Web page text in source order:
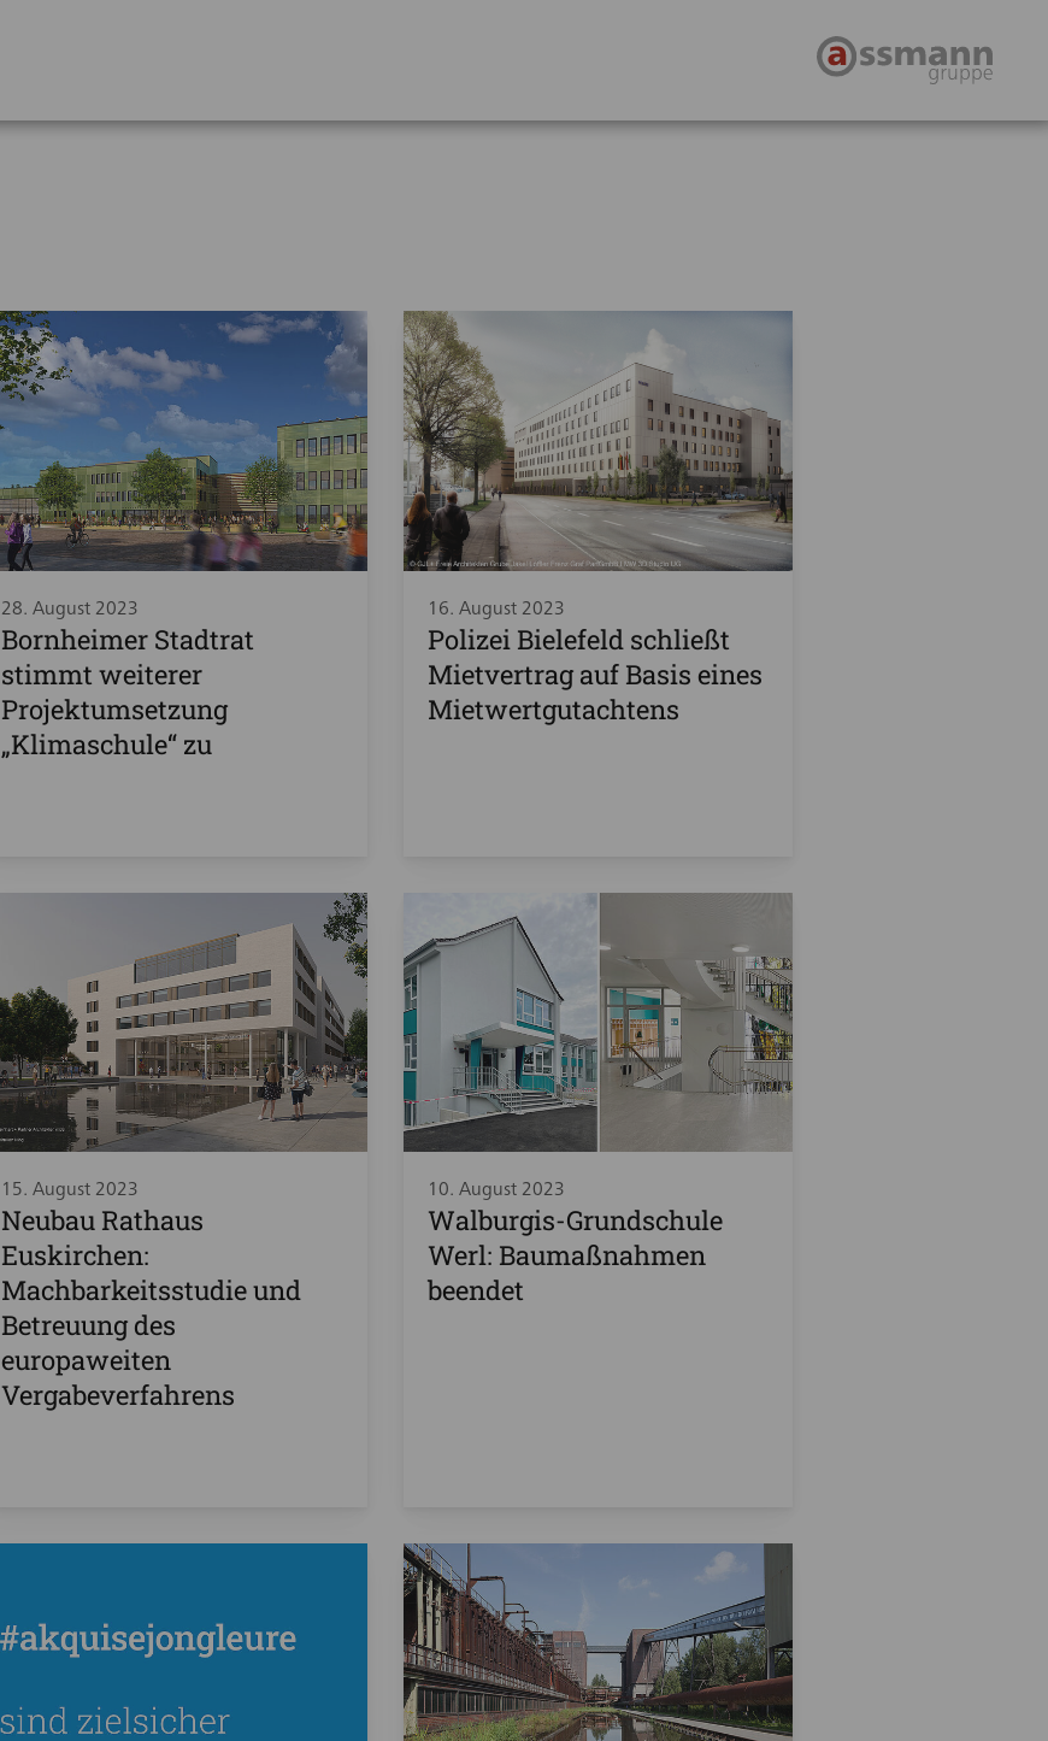
28. August 2023
Bornheimer Stadtrat
stimmt weiterer
Projektumsetzung
„Klimaschule“ zu
16. August 2023
Polizei Bielefeld schließt
Mietvertrag auf Basis eines
Mietwertgutachtens
15. August 2023
Neubau Rathaus
Euskirchen:
Machbarkeitsstudie und
Betreuung des
europaweiten
Vergabeverfahrens
10. August 2023
Walburgis-Grundschule
Werl: Baumaßnahmen
beendet